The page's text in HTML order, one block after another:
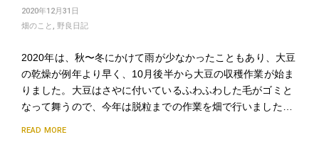
2020年12月31日
畑のこと , 野良日記
2020年は、秋〜冬にかけて雨が少なかったこともあり、大豆
の乾燥が例年より早く、10月後半から大豆の収穫作業が始ま
りました。大豆はさやに付いているふわふわした毛がゴミと
なって舞うので、今年は脱粒までの作業を畑で行いました…
READ MORE